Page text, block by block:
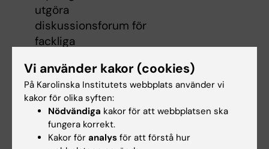
utgöra
diskussionsforum för
fackliga
Mer om vad Saco-S är och gör finns att läsa i
Vi använder kakor (cookies)
På Karolinska Institutets webbplats använder vi
kakor för olika syften:
Nödvändiga kakor för att webbplatsen ska
fungera korrekt.
Kakor för analys för att förstå hur